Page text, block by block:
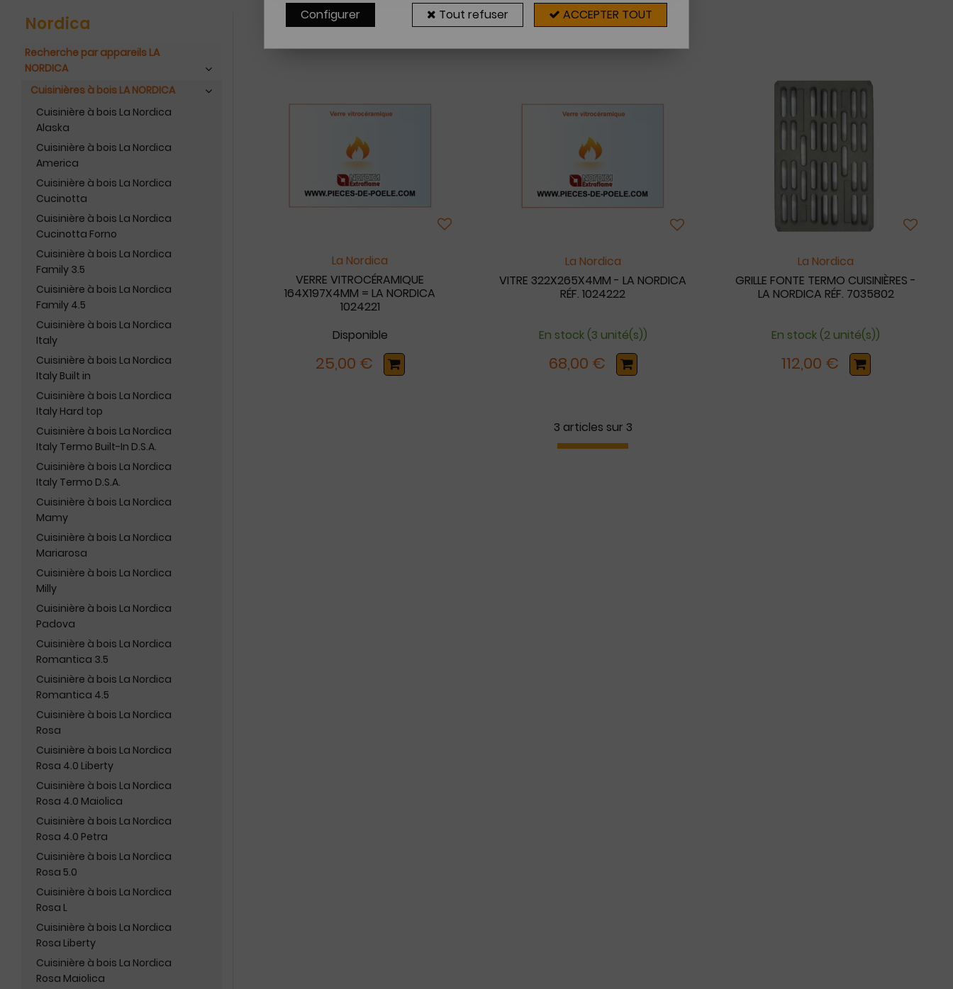
Nordica
Recherche par appareils LA
NORDICA
Cuisinières à bois LA NORDICA
Cuisinière à bois La Nordica
Alaska
Cuisinière à bois La Nordica
America
Cuisinière à bois La Nordica
Cucinotta
Cuisinière à bois La Nordica
Cucinotta Forno
Cuisinière à bois La Nordica
Family 3.5
Cuisinière à bois La Nordica
Family 4.5
Cuisinière à bois La Nordica
Italy
Cuisinière à bois La Nordica
Italy Built in
Cuisinière à bois La Nordica
Italy Hard top
Cuisinière à bois La Nordica
Italy Termo Built-In D.S.A.
Cuisinière à bois La Nordica
Italy Termo D.S.A.
Cuisinière à bois La Nordica
Mamy
Cuisinière à bois La Nordica
Mariarosa
Cuisinière à bois La Nordica
Milly
Cuisinière à bois La Nordica
Padova
Cuisinière à bois La Nordica
Romantica 3.5
Cuisinière à bois La Nordica
Romantica 4.5
Cuisinière à bois La Nordica
Rosa
Cuisinière à bois La Nordica
Rosa 4.0 Liberty
Cuisinière à bois La Nordica
Rosa 4.0 Maiolica
Cuisinière à bois La Nordica
Rosa 4.0 Petra
Cuisinière à bois La Nordica
Rosa 5.0
Cuisinière à bois La Nordica
Rosa L
Cuisinière à bois La Nordica
Rosa Liberty
Cuisinière à bois La Nordica
Rosa Maiolica
3 articles sur3
La Nordica
VERRE VITROCÉRAMIQUE
164X197X4MM = LA NORDICA
1024221
Disponible
25,00 €
La Nordica
VITRE 322X265X4MM - LA NORDICA
RÉF. 1024222
En stock (3 unité(s))
68,00 €
La Nordica
GRILLE FONTE TERMO CUISINIÈRES -
LA NORDICA RÉF. 7035802
En stock (2 unité(s))
112,00 €
3 articles sur 3
Configurer Tout refuser ACCEPTER TOUT